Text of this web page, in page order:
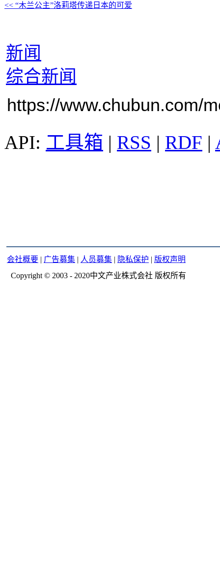
<< “木兰公主”洛莉塔传递日本的可爱
新闻
综合新闻
https://www.chubun.com/
工具箱 | RSS | RDF |
会社概要 | 广告募集 | 人员募集 | 隐私保护 | 版权声明
Copyright © 2003 - 2020中文产业株式会社 版权所有